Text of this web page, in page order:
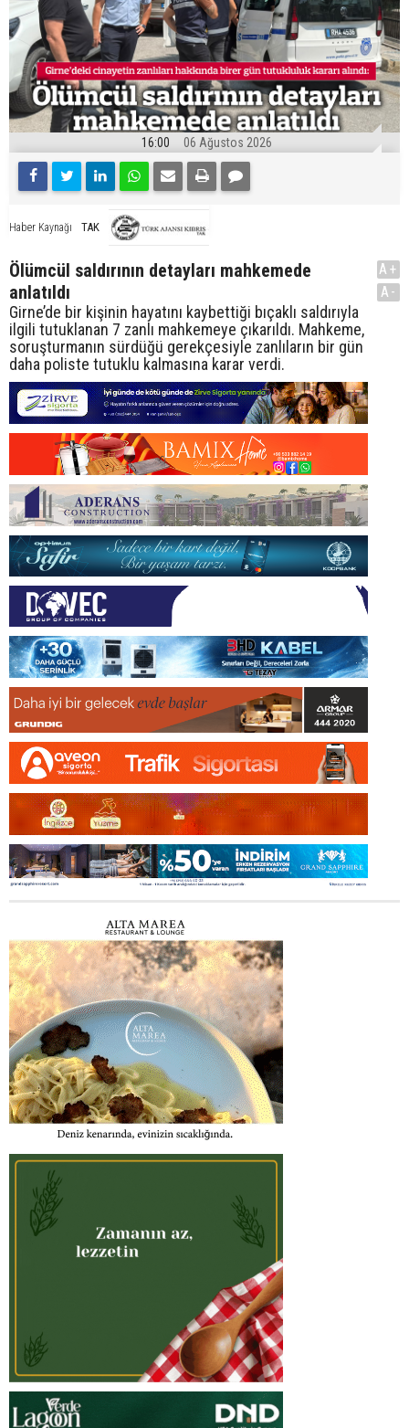
16:00 06 Ağustos 2026
Haber Kaynağı TAK
Ölümcül saldırının detayları mahkemede
anlatıldı
Girne’de bir kişinin hayatını kaybettiği bıçaklı saldırıyla
ilgili tutuklanan 7 zanlı mahkemeye çıkarıldı. Mahkeme,
soruşturmanın sürdüğü gerekçesiyle zanlıların bir gün
daha poliste tutuklu kalmasına karar verdi.
A+
A-